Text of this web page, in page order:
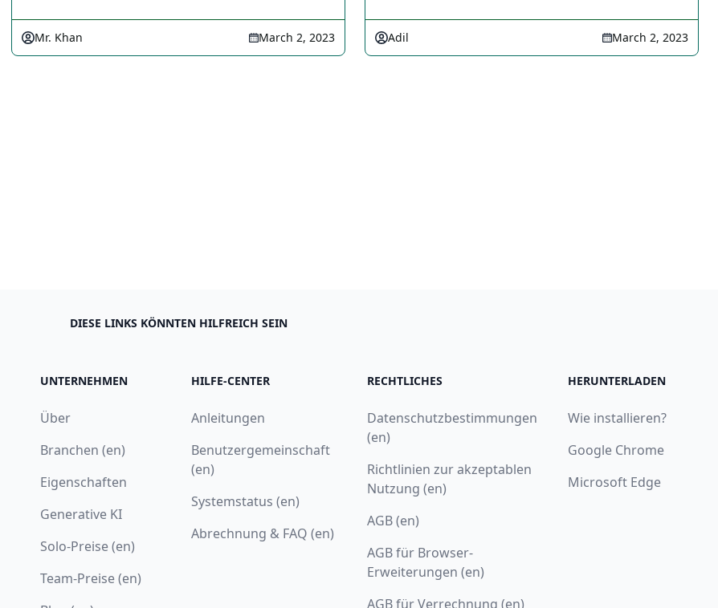
Mr. Khan March 2, 2023 Adil March 2, 2023
DIESE LINKS KÖNNTEN HILFREICH SEIN
UNTERNEHMEN
Über
Branchen (en)
Eigenschaften
Generative KI
Solo-Preise (en)
Team-Preise (en)
HILFE-CENTER
Anleitungen
Benutzergemeinschaft
(en)
Systemstatus (en)
Abrechnung & FAQ (en)
RECHTLICHES
Datenschutzbestimmungen
(en)
Richtlinien zur akzeptablen
Nutzung (en)
AGB (en)
AGB für Browser-
Erweiterungen (en)
AGB für Verrechnung (en)
HERUNTERLADEN
Wie installieren?
Google Chrome
Microsoft Edge